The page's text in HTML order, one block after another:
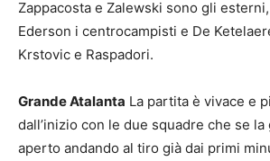
Zappacosta e Zalewski sono gli
Ederson i centrocampisti e De
Krstovic e Raspadori.
Grande Atalanta La partita è vivace e
dall’inizio con le due squadre che se la
aperto andando al tiro già dai primi